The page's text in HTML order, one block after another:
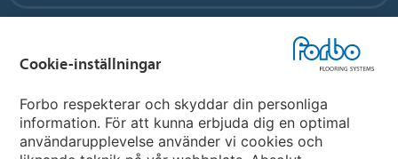
Cookie-inställningar
Forbo respekterar och skyddar din personliga
information. För att kunna erbjuda dig en optimal
användarupplevelse använder vi cookies och